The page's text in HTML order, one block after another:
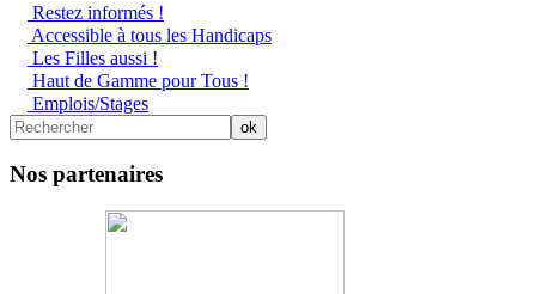
Restez informés !
Accessible à tous les Handicaps
Les Filles aussi !
Haut de Gamme pour Tous !
Emplois/Stages
Nos partenaires